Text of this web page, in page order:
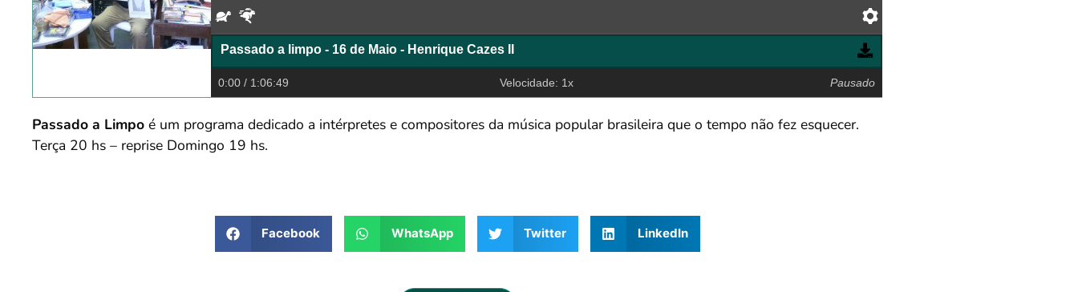
Devagar
Preferências
Passado a limpo - 16 de Maio - Henrique Cazes II
0:00 / 1:06:49 Velocidade: 1x Pausado
Passado a Limpo é um programa dedicado a intérpretes e compositores da música popular brasileira que o tempo não fez esquecer.
Terça 20 hs – reprise Domingo 19 hs.
Facebook WhatsApp Twitter LinkedIn